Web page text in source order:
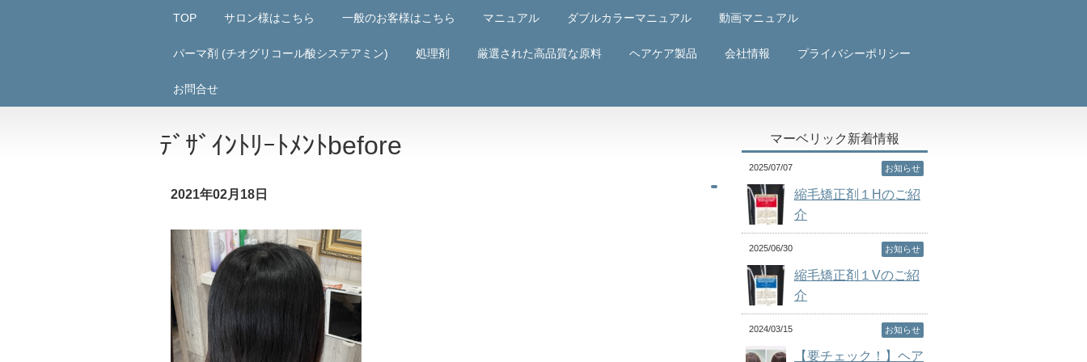
TOP サロン様はこちら 一般のお客様はこちら マニュアル ダブルカラーマニュアル 動画マニュアル
パーマ剤 (チオグリコール酸システアミン) 処理剤 厳選された高品質な原料 ヘアケア製品 会社情報 プライバシーポリシー
お問合せ
ﾃﾞｻﾞｲﾝﾄﾘｰﾄﾒﾝﾄbefore
2021年02月18日
マーベリック新着情報
2025/07/07 お知らせ
縮毛矯正剤１Hのご紹
介
2025/06/30 お知らせ
縮毛矯正剤１Vのご紹
介
2024/03/15 お知らせ
【要チェック！】ヘア